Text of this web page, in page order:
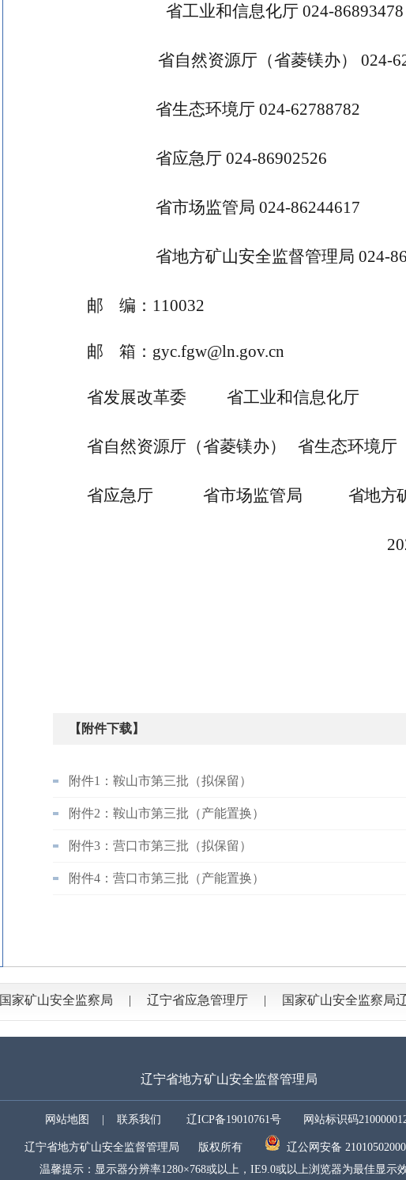
省工业和信息化厅 024-86893478
省自然资源厅（省菱镁办） 024-
省生态环境厅 024-62788782
省应急厅 024-86902526
省市场监管局 024-86244617
省地方矿山安全监督管理局 024-
邮 编：110032
邮 箱：gyc.fgw@ln.gov.cn
省发展改革委 省工业和信息化厅
省自然资源厅（省菱镁办） 省生态环境厅
省应急厅 省市场监管局 省地方
【附件下载】
附件1：鞍山市第三批（拟保留）
附件2：鞍山市第三批（产能置换）
附件3：营口市第三批（拟保留）
附件4：营口市第三批（产能置换）
国家矿山安全监察局 辽宁省应急管理厅 国家矿山安全监察局
辽宁省地方矿山安全监督管理局
网站地图 联系我们 辽ICP备19010761号网站标识码
辽宁省地方矿山安全监督管理局 版权所有
辽公网安备
温馨提示：显示器分辨率1280×768或以上，IE9.0或以上浏览器为最佳显示